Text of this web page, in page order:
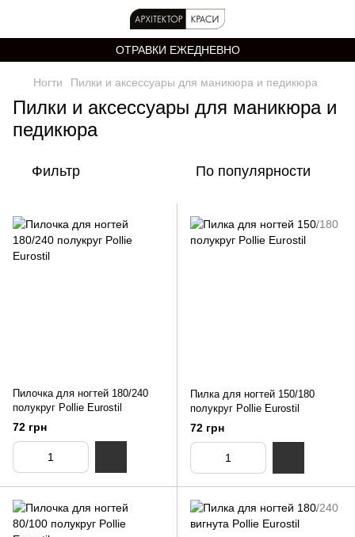
ОТРАВКИ ЕЖЕДНЕВНО
Ногти Пилки и аксессуары для маникюра и педикюра
Пилки и аксессуары для маникюра и
педикюра
Фильтр По популярности
Пилочка для ногтей 180/240
полукруг Pollie Eurostil
72 грн
Пилка для ногтей 150/180
полукруг Pollie Eurostil
72 грн